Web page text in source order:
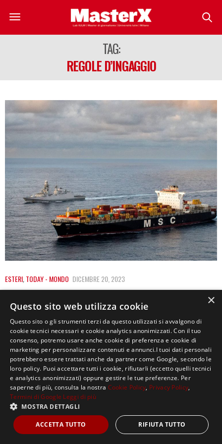
TAG:
REGOLE D’INGAGGIO
ESTERI,TODAY - MONDO DICEMBRE 20, 2023
MAR ROSSO: IL DILEMMA DELLE REGOLE
D’INGAGGIO
Martedì 19 dicembre 2023 il ministro della Difesa Guido
Crosetto ha annunciato il prossimo invio…
Copyright ©2021, MASTERX Tutti i diritti riservati.
×
Questo sito web utilizza cookie
Questo sito o gli strumenti terzi da questo utilizzati si avvalgono di
cookie tecnici necessari e cookie analytics anonimizzati. Con il tuo
consenso, potremo usare anche cookie di preferenza e cookie di
marketing per personalizzare contenuti e annunci.I tuoi dati personali
potrebbero essere trattati anche da partner come Google, secondo le
loro policy. Puoi accettare tutti i cookie, rifiutarli (eccetto quelli tecnici
e analytics anonimizzati) oppure gestire le tue preferenze. Per
saperne di più, consulta la nostra Cookie Policy, Privacy Policy,
Termini di Google Leggi di più
MOSTRA DETTAGLI
ACCETTA TUTTO RIFIUTA TUTTO